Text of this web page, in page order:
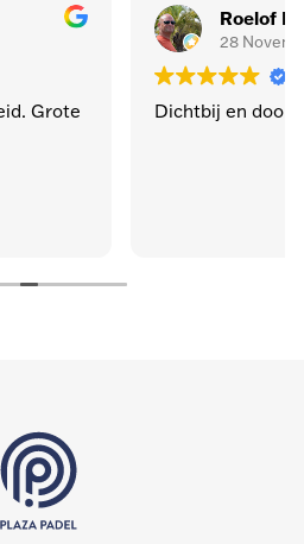
Kamping
de week lekker rustig.